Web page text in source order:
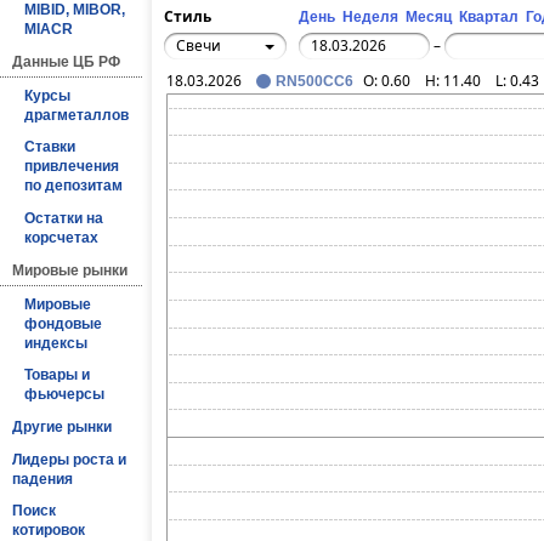
MIBID, MIBOR,
MIACR
Данные ЦБ РФ
Курсы
драгметаллов
Ставки
привлечения
по депозитам
Остатки на
корсчетах
Мировые рынки
Мировые
фондовые
индексы
Товары и
фьючерсы
Другие рынки
Лидеры роста и
падения
Поиск
котировок
Стиль
День Неделя Месяц Квартал
Свечи
–
18.03.2026
RN500CC6 O:0.60 H: 11.40 L:0.43